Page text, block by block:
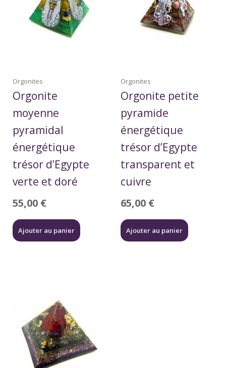
Orgonites
Orgonite
moyenne
pyramidal
énergétique
trésor d’Egypte
verte et doré
55,00 €
Ajouter au panier
Orgonites
Orgonite petite
pyramide
énergétique
trésor d’Egypte
transparent et
cuivre
65,00 €
Ajouter au panier